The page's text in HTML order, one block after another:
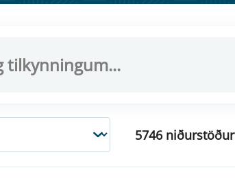
5746 niðurstöður